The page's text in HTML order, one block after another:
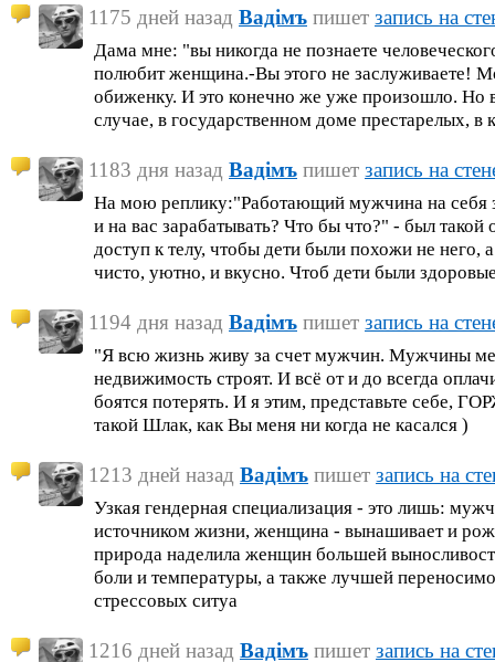
1175 дней назад Вадiмъ пишет запись на
Дама мне: "вы никогда не познаете
полюбит женщина.-Вы этого не заслуживаете!
обиженку. И это конечно же уже произошло. Но
случае, в государственном доме престарелых, в
1183 дня назад Вадiмъ пишет запись на
На мою реплику:"Работающий мужчина на себя
и на вас зарабатывать? Что бы что?" - был
доступ к телу, чтобы дети были похожи не него,
чисто, уютно, и вкусно. Чтоб дети были
1194 дня назад Вадiмъ пишет запись на
"Я всю жизнь живу за счет мужчин. Мужчины
недвижимость строят. И всё от и до всегда
боятся потерять. И я этим, представьте себе,
такой Шлак, как Вы меня ни когда не касался )
1213 дней назад Вадiмъ пишет запись на
Узкая гендерная специализация - это лишь:
источником жизни, женщина - вынашивает и
природа наделила женщин большей
боли и температуры, а также лучшей
стрессовых ситуа
1216 дней назад Вадiмъ пишет запись на